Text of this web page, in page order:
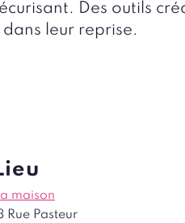
Des outils
leur reprise.
maison
Rue Pasteur